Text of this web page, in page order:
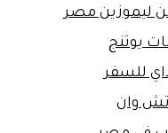
ليموزين مصر
يوتنج
للسفر
وان